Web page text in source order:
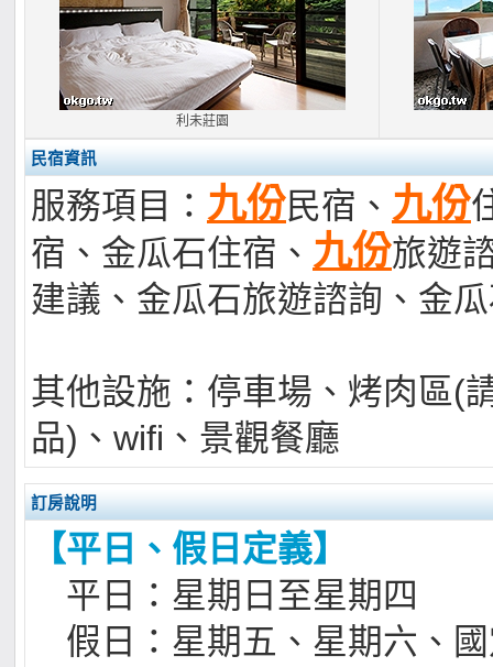
利未莊園
民宿資訊
服務項目： 九份民宿、 九份
宿、金瓜石住宿、 九份旅遊
建議、金瓜石旅遊諮詢、金
其他設施：停車場、烤肉區(
品)、wifi、景觀餐廳
訂房說明
【平日、假日定義】
平日：星期日至星期四
假日：星期五、星期六、